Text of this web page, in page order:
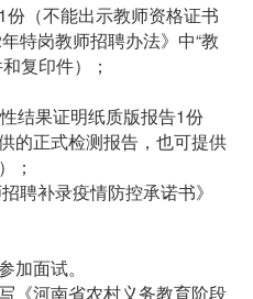
（不能出示教师资格证书
特岗教师招聘办法》中“教
复印件）；
结果证明纸质版报告1份
的正式检测报告，也可提供
；
聘补录疫情防控承诺书》
面试。
《河南省农村义务教育阶段